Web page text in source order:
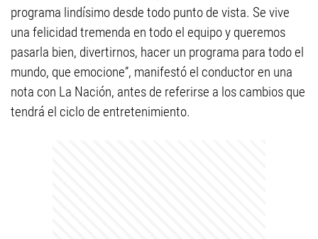
programa lindísimo desde todo punto de vista. Se vive
una felicidad tremenda en todo el equipo y queremos
pasarla bien, divertirnos, hacer un programa para todo el
mundo, que emocione”, manifestó el conductor en una
nota con La Nación, antes de referirse a los cambios que
tendrá el ciclo de entretenimiento.